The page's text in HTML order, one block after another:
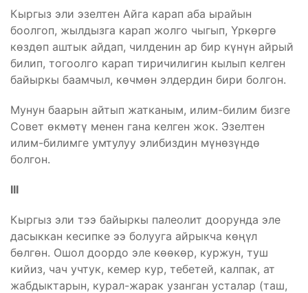
Кыргыз эли эзелтен Айга карап аба ырайын
боолгоп, жылдызга карап жолго чыгып, Үркөргө
көздөп аштык айдап, чилденин ар бир күнүн айрый
билип, тогоолго карап тиричилигин кылып келген
байыркы баамчыл, көчмөн элдердин бири болгон.
Мунун баарын айтып жатканым, илим-билим бизге
Совет өкмөтү менен гана келген жок. Эзелтен
илим-билимге умтулуу элибиздин мүнөзүндө
болгон.
III
Кыргыз эли тээ байыркы палеолит доорунда эле
дасыккан кесипке ээ болууга айрыкча көңүл
бөлгөн. Ошол доордо эле көөкөр, куржун, туш
кийиз, чач учтук, кемер кур, тебетей, калпак, ат
жабдыктарын, курал-жарак узанган усталар (таш,